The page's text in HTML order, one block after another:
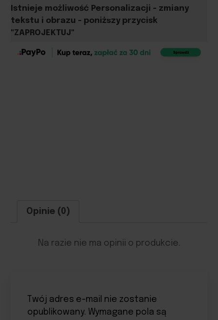
Istnieje możliwość Personalizacji - zmiany
tekstu i obrazu - poniższy przycisk
"ZAPROJEKTUJ"
Opinie (0)
Na razie nie ma opinii o produkcie.
Twój adres e-mail nie zostanie
opublikowany. Wymagane pola są